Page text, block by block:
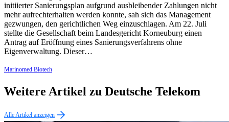
initiierter Sanierungsplan aufgrund ausbleibender Zahlungen nicht
mehr aufrechterhalten werden konnte, sah sich das Management
gezwungen, den gerichtlichen Weg einzuschlagen. Am 22. Juli
stellte die Gesellschaft beim Landesgericht Korneuburg einen
Antrag auf Eröffnung eines Sanierungsverfahrens ohne
Eigenverwaltung. Dieser…
Marinomed Biotech
Weitere Artikel zu Deutsche Telekom
Alle Artikel anzeigen